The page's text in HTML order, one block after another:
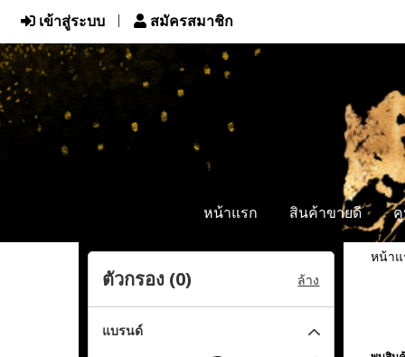
เข้าสู่ระบบ สมัครสมาชิก
หน้าแรก สินค้าขายดี คู
หน้าแ
ตัวกรอง (0) ล้าง
แบรนด์